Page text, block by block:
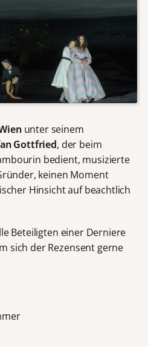
unter seinem
Gottfried, der beim
bedient, musizierte
keinen Moment
Hinsicht auf beachtlich
Beteiligten einer Derniere
sich der Rezensent gerne